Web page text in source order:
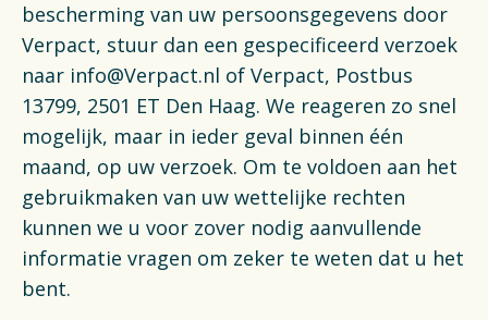
bescherming van uw persoonsgegevens door
Verpact, stuur dan een gespecificeerd verzoek
naar info@Verpact.nl of Verpact, Postbus
13799, 2501 ET Den Haag. We reageren zo snel
mogelijk, maar in ieder geval binnen één
maand, op uw verzoek. Om te voldoen aan het
gebruikmaken van uw wettelijke rechten
kunnen we u voor zover nodig aanvullende
informatie vragen om zeker te weten dat u het
bent.